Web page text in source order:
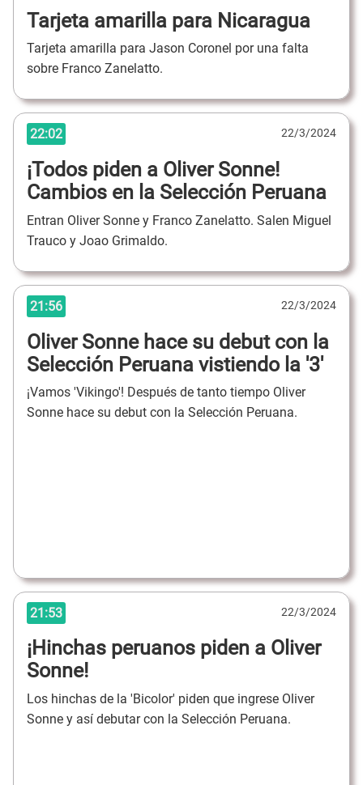
Tarjeta amarilla para Nicaragua
Tarjeta amarilla para Jason Coronel por una falta
sobre Franco Zanelatto.
22:02 22/3/2024
¡Todos piden a Oliver Sonne!
Cambios en la Selección Peruana
Entran Oliver Sonne y Franco Zanelatto. Salen Miguel
Trauco y Joao Grimaldo.
21:56 22/3/2024
Oliver Sonne hace su debut con la
Selección Peruana vistiendo la '3'
¡Vamos 'Vikingo'! Después de tanto tiempo Oliver
Sonne hace su debut con la Selección Peruana.
21:53 22/3/2024
¡Hinchas peruanos piden a Oliver
Sonne!
Los hinchas de la 'Bicolor' piden que ingrese Oliver
Sonne y así debutar con la Selección Peruana.